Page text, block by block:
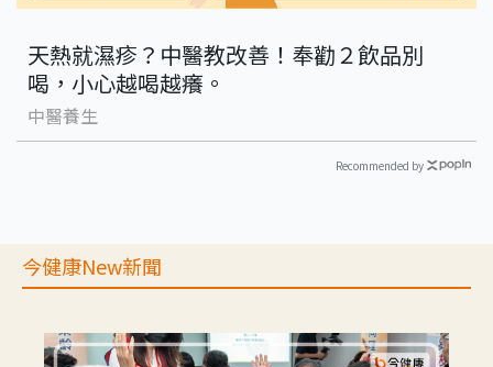
天熱就濕疹？中醫教改善！奉勸２飲品別
喝，小心越喝越癢。
中醫養生
Recommended by
今健康New新聞